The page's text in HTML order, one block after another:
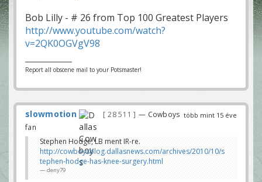
Bob Lilly - # 26 from Top 100 Greatest Players
http://www.youtube.com/watch?
v=2QK0OGVgV98
Report all obscene mail to your Potsmaster!
több mint 15 éve
slowmotion 28 511
— Cowboys
fan
Stephen Hodge, LB ment IR-re.
http://cowboysblog.dallasnews.com/archives/2010/10/s
tephen-hodge-has-knee-surgery.html
deny79